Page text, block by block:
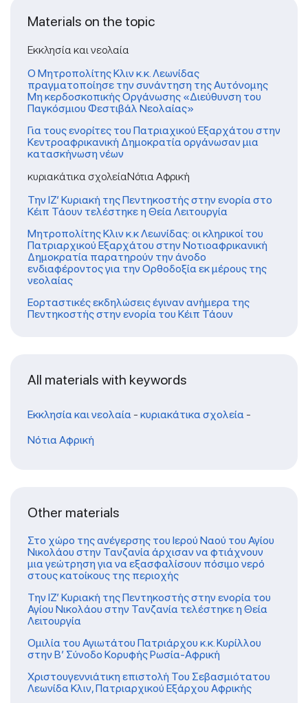
Materials on the topic
Εκκλησία και νεολαία
Ο Μητροπολίτης Κλιν κ.κ. Λεωνίδας
πραγματοποίησε την συνάντηση της Αυτόνομης
Μη κερδοσκοπικής Οργάνωσης «Διεύθυνση του
Παγκόσμιου Φεστιβάλ Νεολαίας»
Για τους ενορίτες του Πατριαχικού Εξαρχάτου στην
Κεντροαφρικανική Δημοκρατία οργάνωσαν μια
κατασκήνωση νέων
κυριακάτικα σχολείαΝότια Αφρική
Την ΙΖ’ Κυριακή της Πεντηκοστής στην ενορία στο
Κέιπ Τάουν τελέστηκε η Θεία Λειτουργία
Μητροπολίτης Κλιν κ.κ Λεωνίδας: οι κληρικοί του
Πατριαρχικού Εξαρχάτου στην Νοτιοαφρικανική
Δημοκρατία παρατηρούν την άνοδο
ενδιαφέροντος για την Ορθοδοξία εκ μέρους της
νεολαίας
Εορταστικές εκδηλώσεις έγιναν ανήμερα της
Πεντηκοστής στην ενορία του Κέιπ Τάουν
All materials with keywords
Εκκλησία και νεολαία- κυριακάτικα σχολεία-
Νότια Αφρική
Other materials
Στο χώρο της ανέγερσης του Ιερού Ναού του Αγίου
Νικολάου στην Τανζανία άρχισαν να φτιάχνουν
μια γεώτρηση για να εξασφαλίσουν πόσιμο νερό
στους κατοίκους της περιοχής
Την ΙΖ’ Κυριακή της Πεντηκοστής στην ενορία του
Αγίου Νικολάου στην Τανζανία τελέστηκε η Θεία
Λειτουργία
Ομιλία του Αγιωτάτου Πατριάρχου κ.κ. Κυρίλλου
στην Β’ Σύνοδο Κορυφής Ρωσία-Αφρική
Χριστουγεννιάτικη επιστολή Του Σεβασμιότατου
Λεωνίδα Κλιν, Πατριαρχικού Εξάρχου Αφρικής